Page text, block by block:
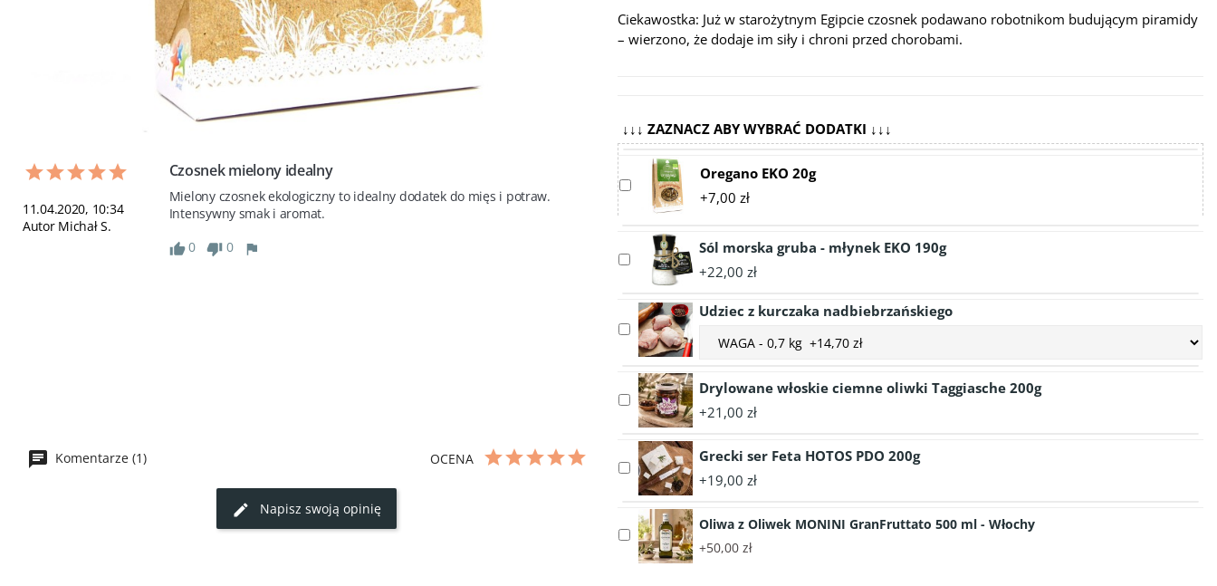
11.04.2020, 10:34
Autor Michał S.
Czosnek mielony idealny
Mielony czosnek ekologiczny to idealny dodatek do mięs i potraw.
Intensywny smak i aromat.
0
0
Komentarze (1) OCENA
Napisz swoją opinię
Ciekawostka: Już w starożytnym Egipcie czosnek podawano robotnikom budującym piramidy
– wierzono, że dodaje im siły i chroni przed chorobami.
↓↓↓ ZAZNACZ ABY WYBRAĆ DODATKI ↓↓↓
Select
accessory
EKO
Oregano EKO 20g
+7,00 zł
Select
accessory
morska
gruba
młynek
EKO
190g
Sól morska gruba - młynek EKO 190g
+22,00 zł
Select
accessory
kurczaka
nadbiebrzańskiego
Udziec z kurczaka nadbiebrzańskiego
Choose
accessory
Udziec
z
nadbiebrzańskiego
Select
accessory
Drylowane
włoskie
ciemne
oliwki
Taggiasche
200g
Drylowane włoskie ciemne oliwki Taggiasche 200g
+21,00 zł
Select
accessory
Grecki
ser
Feta
HOTOS
Grecki ser Feta HOTOS PDO 200g
+19,00 zł
Select
accessory
Oliwa z Oliwek MONINI GranFruttato 500 ml - Włochy
+50,00 zł